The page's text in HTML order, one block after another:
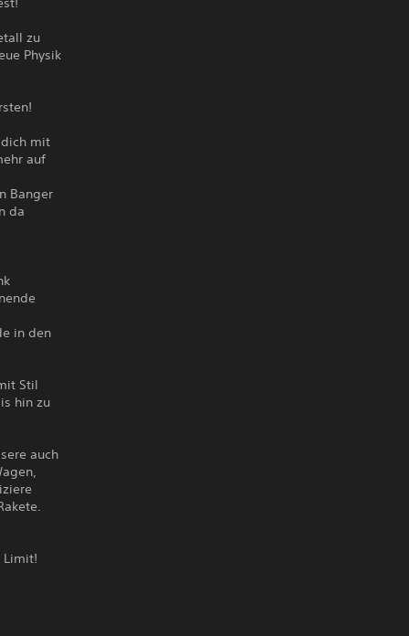
zu
Physik
mit
auf
Banger
da
in den
Stil
hin zu
auch
Limit!